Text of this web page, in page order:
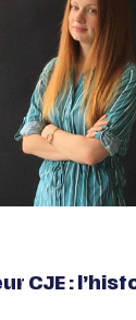
CJE :